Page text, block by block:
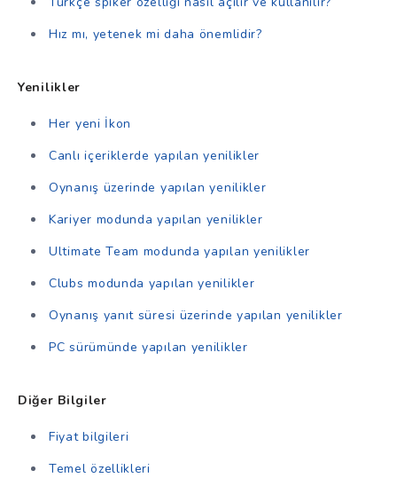
Hız mı, yetenek mi daha önemlidir?
Yenilikler
Her yeni İkon
Canlı içeriklerde yapılan yenilikler
Oynanış üzerinde yapılan yenilikler
Kariyer modunda yapılan yenilikler
Ultimate Team modunda yapılan yenilikler
Clubs modunda yapılan yenilikler
Oynanış yanıt süresi üzerinde yapılan yenilikler
PC sürümünde yapılan yenilikler
Diğer Bilgiler
Fiyat bilgileri
Temel özellikleri